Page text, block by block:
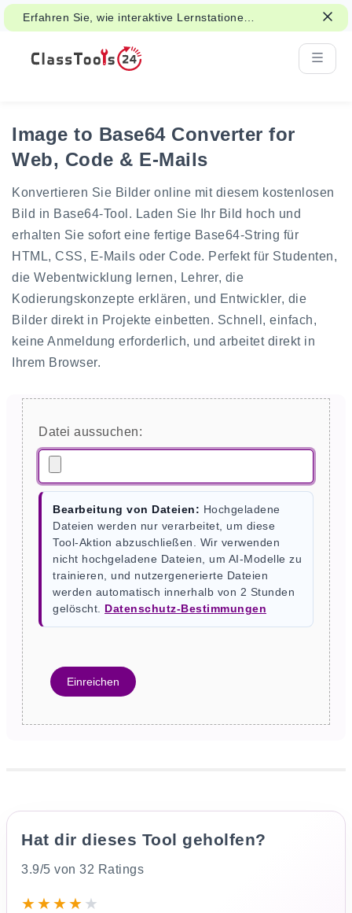
Erfahren Sie, wie interaktive Lernstationen
Klassenaktivitäten und Revision
unterstützen können.
Image to Base64 Converter for
Web, Code & E-Mails
Konvertieren Sie Bilder online mit diesem kostenlosen
Bild in Base64-Tool. Laden Sie Ihr Bild hoch und
erhalten Sie sofort eine fertige Base64-String für
HTML, CSS, E-Mails oder Code. Perfekt für Studenten,
die Webentwicklung lernen, Lehrer, die
Kodierungskonzepte erklären, und Entwickler, die
Bilder direkt in Projekte einbetten. Schnell, einfach,
keine Anmeldung erforderlich, und arbeitet direkt in
Ihrem Browser.
Datei aussuchen:
Bearbeitung von Dateien: Hochgeladene
Dateien werden nur verarbeitet, um diese
Tool-Aktion abzuschließen. Wir verwenden
nicht hochgeladene Dateien, um AI-Modelle zu
trainieren, und nutzergenerierte Dateien
werden automatisch innerhalb von 2 Stunden
gelöscht. Datenschutz-Bestimmungen
Einreichen
Hat dir dieses Tool geholfen?
3.9/5 von 32 Ratings
★★★★ ★